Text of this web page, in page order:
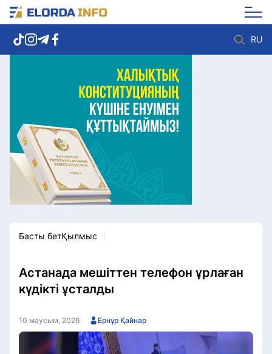
RU
Елорда жаңалықтары
Көзқарас
Саясат
Видео
Әлеумет
Экономика
Спорт
Мәдениет
Басты бетҚылмыс
Астанада мешіттен телефон ұрлаған
күдікті ұсталды
10 маусым, 2026 Ернұр Қайнар